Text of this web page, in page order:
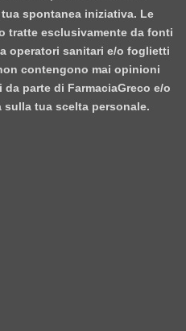
spontanea iniziativa. Le
tratte esclusivamente da fonti
operatori sanitari e/o foglietti
contengono mai opinioni
parte di FarmaciaGreco e/o
tua scelta personale.